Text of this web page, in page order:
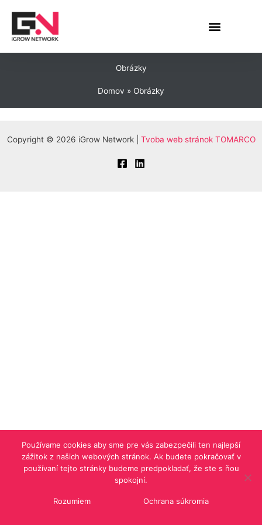
obsah
Obrázky
Domov Obrázky
Copyright © 2026 iGrow Network | Tvoba web stránok TOMARCO
Používame cookies aby sme pre vás zabezpečili ten najlepší
zážitok z našich webových stránok. Ak budete pokračovať v
používaní tejto stránky budeme predpokladať, že ste s ňou
spokojní.
Rozumiem Ochrana súkromia